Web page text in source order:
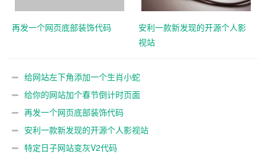
再发一个网页底部装饰代码
安利一款新发现的开源个人影
视站
给网站左下角添加一个生肖小蛇
给你的网站加个春节倒计时页面
再发一个网页底部装饰代码
安利一款新发现的开源个人影视站
特定日子网站变灰V2代码